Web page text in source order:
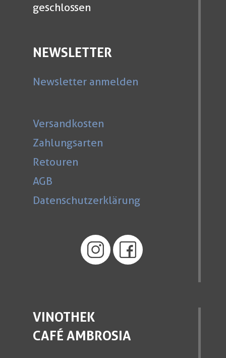
geschlossen
NEWSLETTER
Newsletter anmelden
Versandkosten
Zahlungsarten
Retouren
AGB
Datenschutzerklärung
VINOTHEK
CAFÉ AMBROSIA